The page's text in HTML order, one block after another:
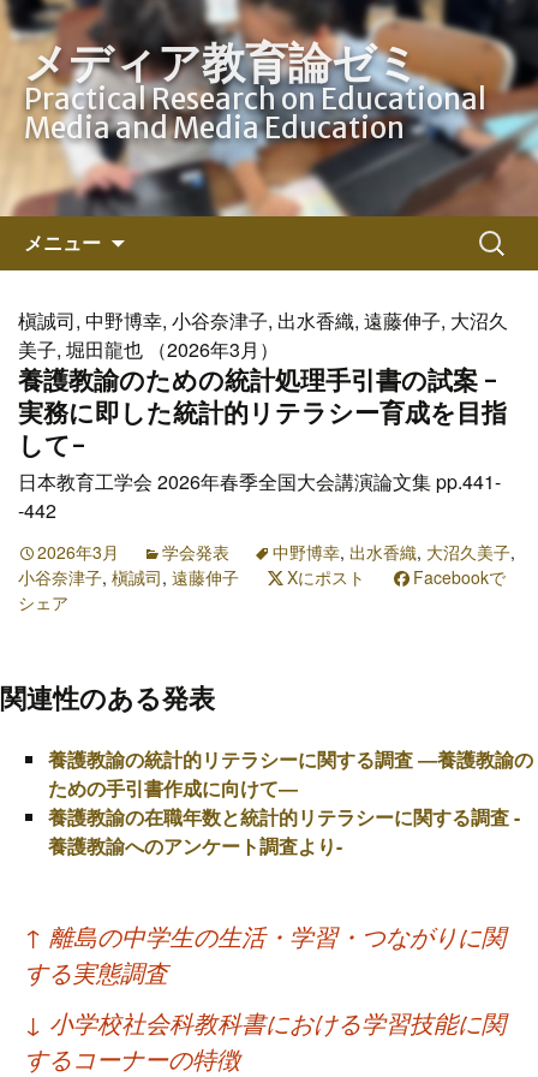
メディア教育論ゼミ
Practical Research on Educational
Media and Media Education
メニュー
ン
ツ
へ
ス
キ
プ
検
索:
槇誠司, 中野博幸, 小谷奈津子, 出水香織, 遠藤伸子, 大沼久
美子, 堀田龍也 （2026年3月）
養護教諭のための統計処理手引書の試案 -
実務に即した統計的リテラシー育成を目指
して-
日本教育工学会 2026年春季全国大会講演論文集 pp.441-
-442
2026年3月 学会発表 中野博幸, 出水香織, 大沼久美子,
小谷奈津子, 槇誠司, 遠藤伸子 Xにポスト
Facebookで
シェア
関連性のある発表
養護教諭の統計的リテラシーに関する調査 ―養護教諭の
ための手引書作成に向けて―
養護教諭の在職年数と統計的リテラシーに関する調査 -
養護教諭へのアンケート調査より-
投
稿
ナ
ビ
↑ 離島の中学生の生活・学習・つながりに関
する実態調査
↓ 小学校社会科教科書における学習技能に関
するコーナーの特徴